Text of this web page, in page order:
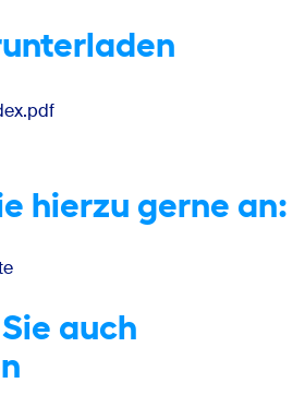
hierzu gerne an:
auch